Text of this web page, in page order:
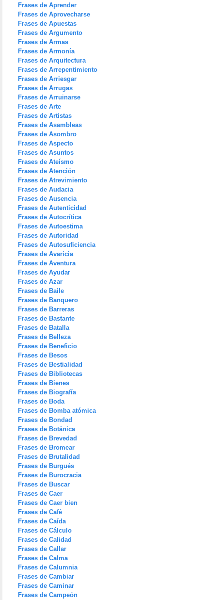
Frases de Aprender
Frases de Aprovecharse
Frases de Apuestas
Frases de Argumento
Frases de Armas
Frases de Armonía
Frases de Arquitectura
Frases de Arrepentimiento
Frases de Arriesgar
Frases de Arrugas
Frases de Arruinarse
Frases de Arte
Frases de Artistas
Frases de Asambleas
Frases de Asombro
Frases de Aspecto
Frases de Asuntos
Frases de Ateísmo
Frases de Atención
Frases de Atrevimiento
Frases de Audacia
Frases de Ausencia
Frases de Autenticidad
Frases de Autocrítica
Frases de Autoestima
Frases de Autoridad
Frases de Autosuficiencia
Frases de Avaricia
Frases de Aventura
Frases de Ayudar
Frases de Azar
Frases de Baile
Frases de Banquero
Frases de Barreras
Frases de Bastante
Frases de Batalla
Frases de Belleza
Frases de Beneficio
Frases de Besos
Frases de Bestialidad
Frases de Bibliotecas
Frases de Bienes
Frases de Biografía
Frases de Boda
Frases de Bomba atómica
Frases de Bondad
Frases de Botánica
Frases de Brevedad
Frases de Bromear
Frases de Brutalidad
Frases de Burgués
Frases de Burocracia
Frases de Buscar
Frases de Caer
Frases de Caer bien
Frases de Café
Frases de Caída
Frases de Cálculo
Frases de Calidad
Frases de Callar
Frases de Calma
Frases de Calumnia
Frases de Cambiar
Frases de Caminar
Frases de Campeón